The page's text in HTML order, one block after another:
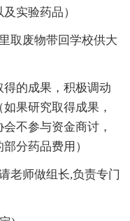
实验药品）
取废物带回学校供大
的成果，积极调动
果研究取得成果，
不参与资金商讨，
分药品费用）
老师做组长,负责专门